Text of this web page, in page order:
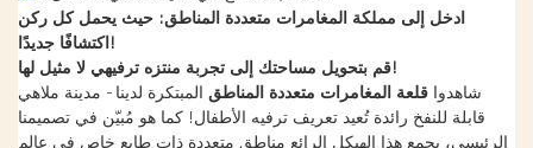
ادخل إلى مملكة المغامرات متعددة المناطق: حيث يحمل كل ركن
اكتشافًا جديدًا!
قم بتحويل مساحتك إلى تجربة منتزه ترفيهي لا مثيل لها!
شاهدوا قلعة المغامرات متعددة المناطق المبتكرة لدينا - مدينة ملاهي
قابلة للنفخ رائدة تُعيد تعريف ترفيه الأطفال! كما هو مُبيّن في تصميمنا
الرئيسي، يجمع هذا الهيكل الرائع مناطق متعددة ذات طابع خاص في عالمٍ